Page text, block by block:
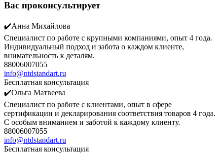
Вас проконсультирует
✔️Анна Михайлова
Специалист по работе с крупными компаниями, опыт 4 года.
Индивидуальный подход и забота о каждом клиенте,
внимательность к деталям.
88006007055
info@ntdstandart.ru
Бесплатная консультация
✔️Ольга Матвеева
Специалист по работе с клиентами, опыт в сфере
сертификации и декларирования соответствия товаров 4 года.
С особым вниманием и заботой к каждому клиенту.
88006007055
info@ntdstandart.ru
Бесплатная консультация